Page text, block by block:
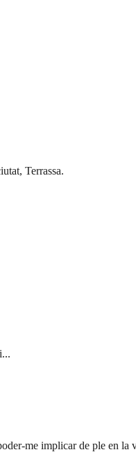
Terrassa.
me implicar de ple en la